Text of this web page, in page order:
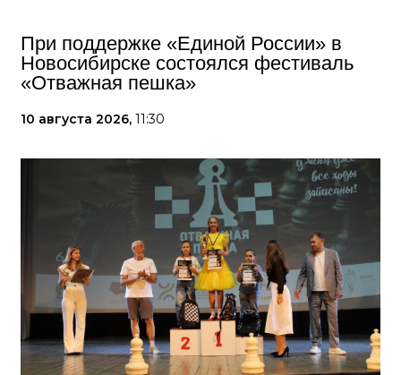
При поддержке «Единой России» в
Новосибирске состоялся фестиваль
«Отважная пешка»
10 августа 2026, 11:30